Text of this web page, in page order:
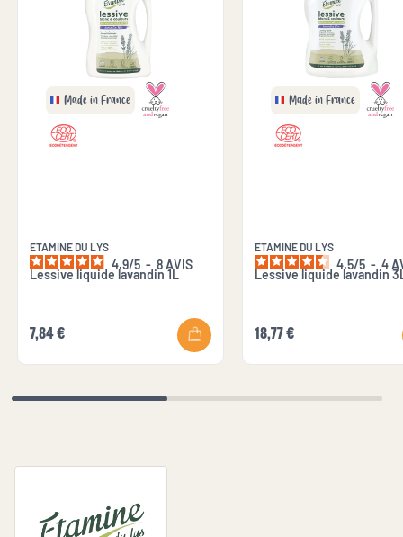
Made in France
ETAMINE DU LYS
4.9/5 - 8AVIS
Lessive liquide lavandin 1L
7,84 €
Made in France
ETAMINE DU LYS
4.5/5 - 4
Lessive liquide lavandin
18,77 €